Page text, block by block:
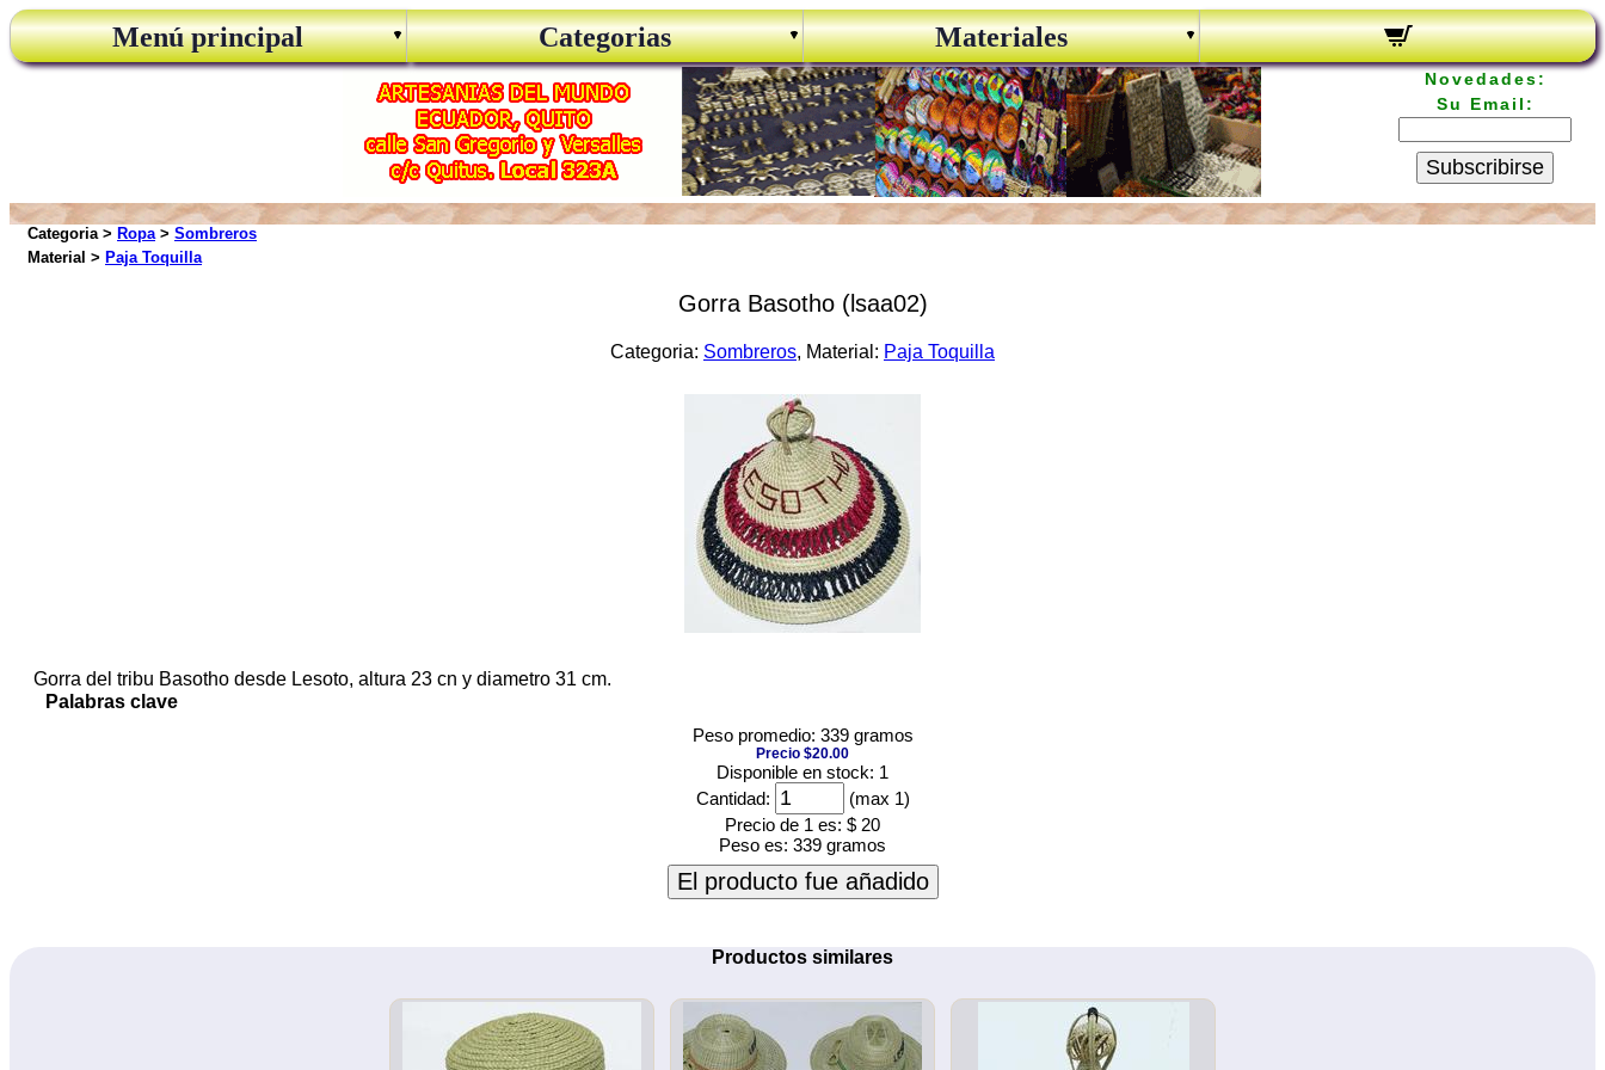
Menú principal Categorias Materiales
Novedades:
Su Email:
Subscribirse
Categoria > Ropa> Sombreros
Material > Paja Toquilla
Gorra Basotho (lsaa02)
Categoria: Sombreros, Material: Paja Toquilla
Gorra del tribu Basotho desde Lesoto, altura 23 cn y diametro 31 cm.
Palabras clave
Peso promedio: 339 gramos
Precio $20.00
Disponible en stock: 1
Cantidad:
(max 1)
Precio de 1 es: $ 20
Peso es: 339 gramos
El producto fue añadido
Productos similares